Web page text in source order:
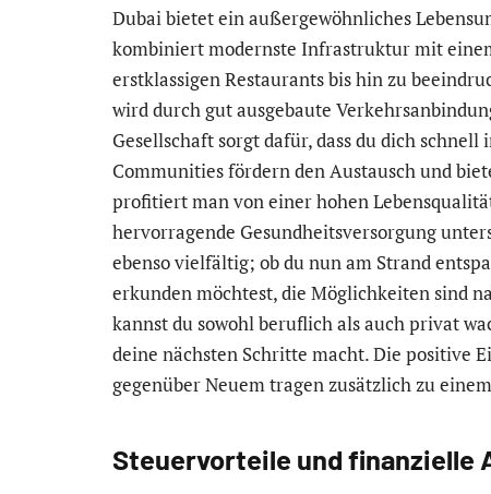
Dubai bietet ein außergewöhnliches
kombiniert modernste Infrastruktur mit
erstklassigen Restaurants bis hin zu
wird durch gut ausgebaute
Gesellschaft sorgt dafür, dass du dich
Communities fördern den Austausch und
profitiert man von einer hohen
hervorragende Gesundheitsversorgung
ebenso vielfältig; ob du nun am Strand
erkunden möchtest, die Möglichkeiten sind
kannst du sowohl beruflich als auch privat
deine nächsten Schritte macht. Die positive
gegenüber Neuem tragen zusätzlich zu
Steuervorteile und finanzielle